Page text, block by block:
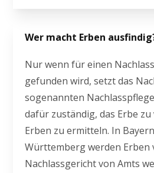
Wer macht Erben
Nur wenn für einen
gefunden wird, setzt das
sogenannten
dafür zuständig, das Erbe
Erben zu ermitteln. In
Württemberg werden Erben
Nachlassgericht von Amts